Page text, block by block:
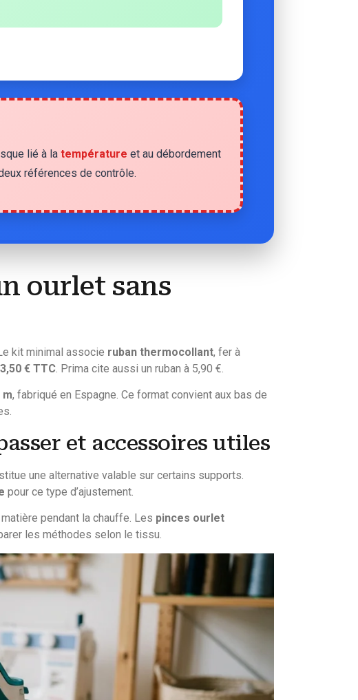
lié à la température et au débordement
références de contrôle.
ourlet sans
kit minimal associe ruban thermocollant, fer à
3,50 € TTC. Prima cite aussi un ruban à 5,90 €.
m, fabriqué en Espagne. Ce format convient aux bas de
et accessoires utiles
une alternative valable sur certains supports.
pour ce type d’ajustement.
pendant la chauffe. Les pinces ourlet
les méthodes selon le tissu.